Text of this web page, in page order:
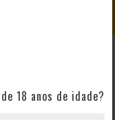
18 anos de idade?